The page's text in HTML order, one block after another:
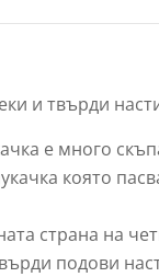
и твърди
е много
която
страна на
подови